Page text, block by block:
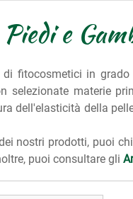
e
di fitocosmetici in
selezionate materie
dell'elasticità della
nostri prodotti, puoi
puoi consultare gli